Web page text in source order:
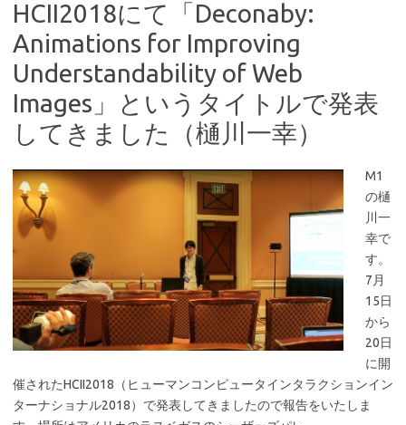
HCII2018にて「Deconaby:
Animations for Improving
Understandability of Web
Images」というタイトルで発表
してきました（樋川一幸）
M1
の樋
川一
幸で
す。
7月
15日
から
20日
に開
催されたHCII2018（ヒューマンコンピュータインタラクションイン
ターナショナル2018）で発表してきましたので報告をいたしま